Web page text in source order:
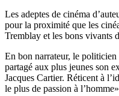
Les adeptes de cinéma
pour la proximité que les
Tremblay et les bons vivants
En bon narrateur, le
partagé aux plus jeunes son
Jacques Cartier. Réticent à
le plus de passion à